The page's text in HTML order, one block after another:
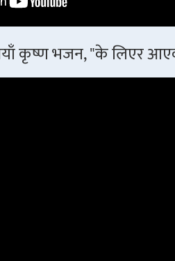
कृष्ण भजन, "के लिएर